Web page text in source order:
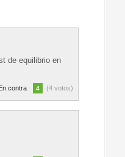
de equilibrio en
En contra 4 (4 votos)